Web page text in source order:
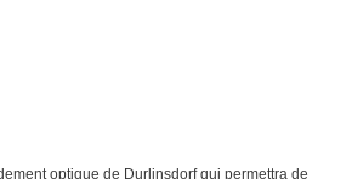
optique de Durlinsdorf qui permettra de